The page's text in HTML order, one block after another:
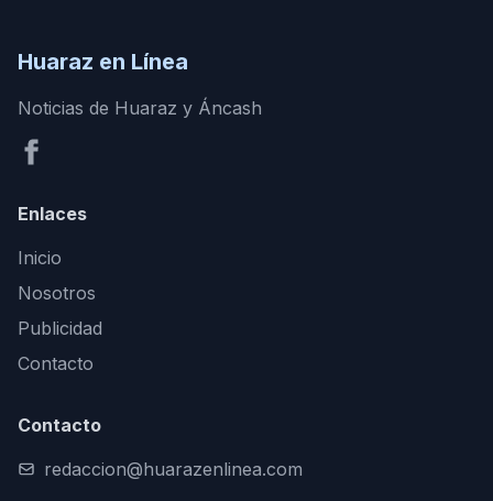
Huaraz en Línea
Noticias de Huaraz y Áncash
Enlaces
Inicio
Nosotros
Publicidad
Contacto
Contacto
redaccion@huarazenlinea.com